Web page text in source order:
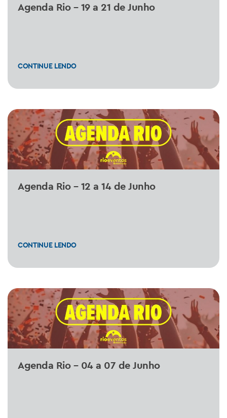
Agenda Rio – 19 a 21 de Junho
CONTINUE LENDO
Agenda Rio – 12 a 14 de Junho
CONTINUE LENDO
Agenda Rio – 04 a 07 de Junho